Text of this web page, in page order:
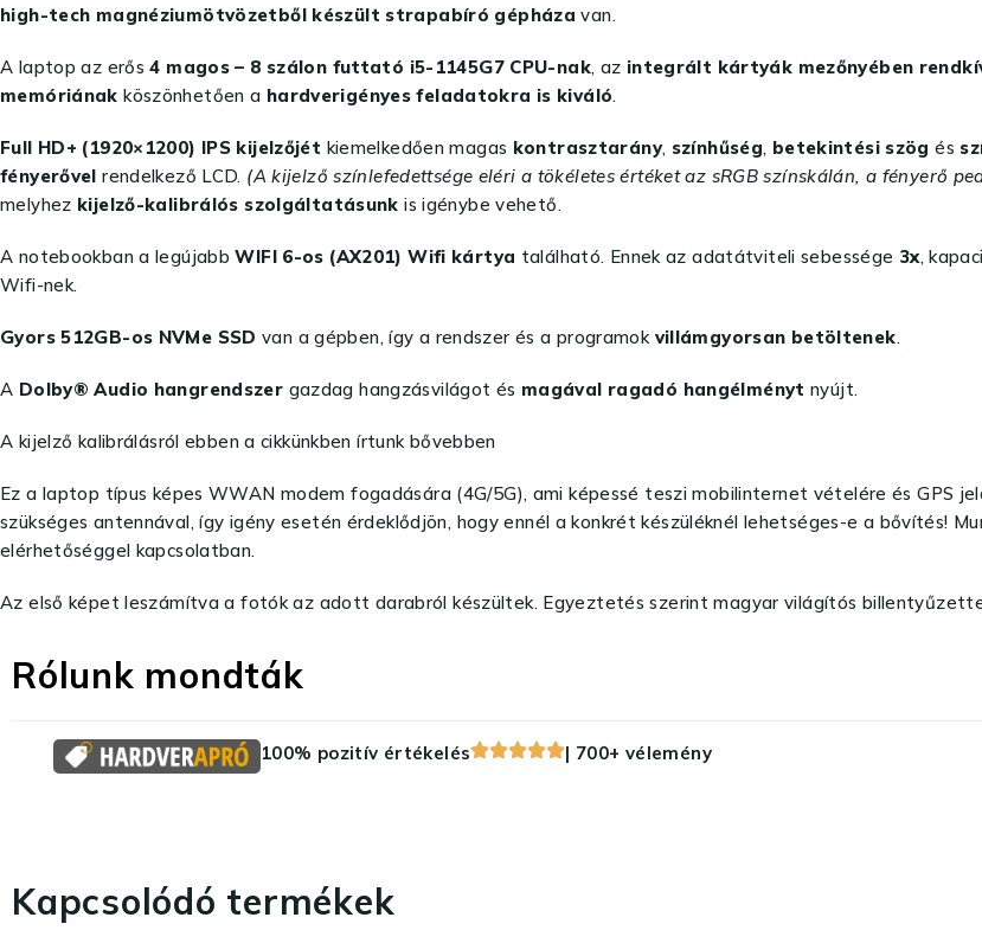
high-tech magnéziumötvözetből készült strapabíró gépháza van.
A laptop az erős4 magos – 8 szálon futtató i5-1145G7 CPU-nak, az integrált kártyák mezőnyében
memóriának köszönhetően a hardverigényes feladatokra is kiváló.
Full HD+ (1920×1200) IPS kijelzőjét kiemelkedően magas kontrasztarány, színhűség, betekintési szög és
fényerővel rendelkező LCD. (A kijelző színlefedettsége eléri a tökéletes értéket az sRGB színskálán, a fényerő
melyhez kijelző-kalibrálós szolgáltatásunk is igénybe vehető.
A notebookban a legújabbWIFI 6-os (AX201) Wifi kártya található. Ennek az adatátviteli sebessége 3x,
Wifi-nek.
Gyors 512GB-os NVMe SSD van a gépben, így a rendszer és a programok villámgyorsan betöltenek.
A Dolby® Audio hangrendszer gazdag hangzásvilágot és magával ragadó hangélményt nyújt.
A kijelző kalibrálásról ebben a cikkünkben írtunk bővebben
Ez a laptop típus képes WWAN modem fogadására (4G/5G), ami képessé teszi mobilinternet vételére és GPS
szükséges antennával, így igény esetén érdeklődjön, hogy ennél a konkrét készüléknél lehetséges-e a bővítés!
elérhetőséggel kapcsolatban.
Az első képet leszámítva a fotók az adott darabról készültek. Egyeztetés szerint magyar világítós
Rólunk mondták
100% pozitív értékelés | 700+ vélemény
Kapcsolódó termékek